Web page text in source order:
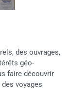
des ouvrages,
géo-
faire découvrir
voyages